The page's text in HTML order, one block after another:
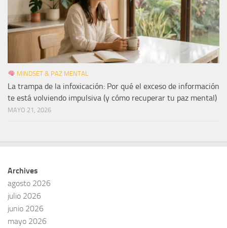
MINDSET & PAZ MENTAL
La trampa de la infoxicación: Por qué el exceso de información
te está volviendo impulsiva (y cómo recuperar tu paz mental)
MAYO 21, 2026
Archives
agosto 2026
julio 2026
junio 2026
mayo 2026